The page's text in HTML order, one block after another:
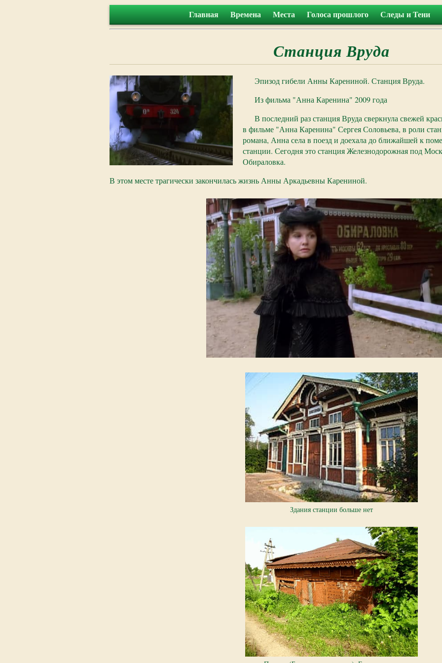
Главная Времена Места Голоса прошлого Следы и Тени
Станция Вруда
Эпизод гибели Анны Карениной. Станция Вруда.
Из фильма "Анна Каренина" 2009 года
В последний раз станция Вруда сверкнула свежей
в фильме "Анна Каренина" Сергея Соловьева, в роли
романа, Анна села в поезд и доехала до ближайшей к
станции. Сегодня это станция Железнодорожная под
Обираловка.
В этом месте трагически закончилась жизнь Анны Аркадьевны Карениной.
Здания станции больше нет